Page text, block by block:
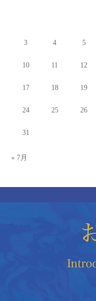
3 4 5
10 11 12
17 18 19
24 25 26
31
« 7月